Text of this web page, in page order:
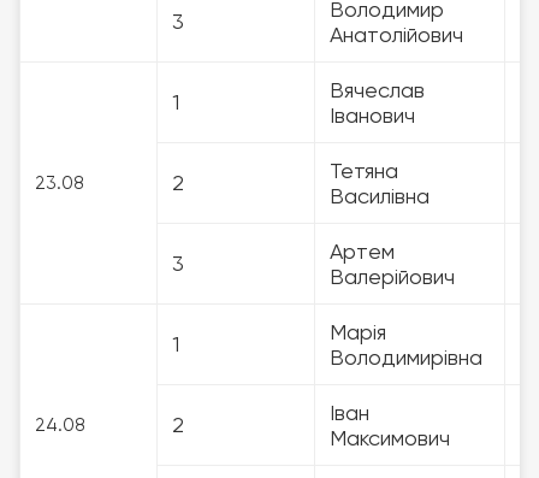
3
Володимир
Анатолійович
23.08
1
Вячеслав
Іванович
2
Тетяна
Василівна
3
Артем
Валерійович
24.08
1
Марія
Володимирівна
2
Іван
Максимович